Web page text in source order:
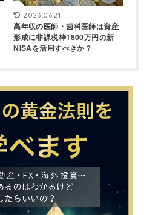
2023.06.21
高年収の医師・歯科医師は資産
形成に非課税枠1800万円の新
NISAを活用すべきか？